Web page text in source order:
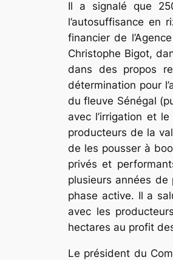
Il a signalé que
l’autosuffisance en
financier de
Christophe Bigot,
dans des propos
détermination pour
du fleuve Sénégal
avec l’irrigation et
producteurs de la
de les pousser à
privés et
plusieurs années
phase active. Il a
avec les
hectares au profit
Le président du